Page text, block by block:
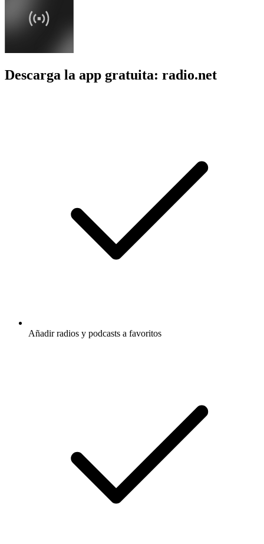
Descarga la app gratuita: radio.net
Añadir radios y podcasts a favoritos